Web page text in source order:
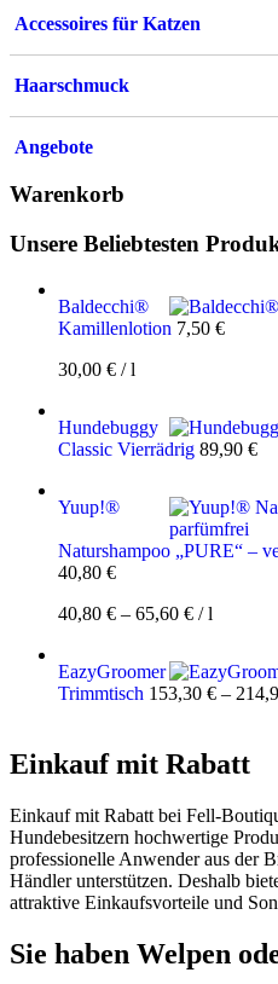
Accessoires für Katzen
Haarschmuck
Angebote
Warenkorb
Unsere Beliebtesten
Baldecchi®
Kamillenlotion 7,50 €
30,00 € /l
Hundebuggy
Classic Vierrädrig 89,90 €
Yuup!®
Naturshampoo „PURE“ –
40,80 €
40,80 € – 65,60 € /l
EazyGroomer
Trimmtisch 153,30 € –
Einkauf mit Rabatt
Einkauf mit Rabatt bei Fell-
Hundebesitzern hochwertige
professionelle Anwender aus der
Händler unterstützen. Deshalb
attraktive Einkaufsvorteile und
Sie haben Welpen